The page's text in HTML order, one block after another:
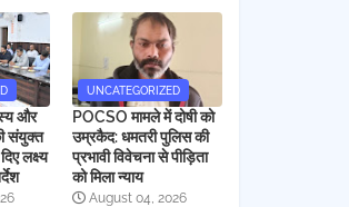
और
संयुक्त
लक्ष्य
UNCATEGORIZED
POCSO मामले में दोषी को
उम्रकैद: धमतरी पुलिस की
प्रभावी विवेचना से पीड़िता
को मिला न्याय
August 04, 2026